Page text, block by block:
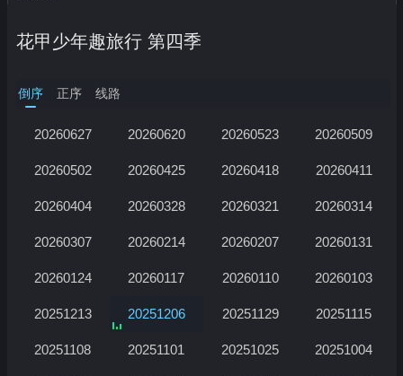
正在加载…
花甲少年趣旅行 第四季
倒序 正序 线路
20260627 20260620 20260523 20260509
20260502 20260425 20260418 20260411
20260404 20260328 20260321 20260314
20260307 20260214 20260207 20260131
20260124 20260117 20260110 20260103
20251213 20251206 20251129 20251115
20251108 20251101 20251025 20251004